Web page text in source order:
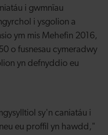
i gwmnïau
i ysgolion a
ym mis Mehefin 2016,
o fusnesau cymeradwy
yn defnyddio eu
sy'n caniatáu i
eu proffil yn hawdd,"